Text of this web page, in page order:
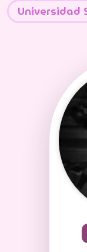
Universidad